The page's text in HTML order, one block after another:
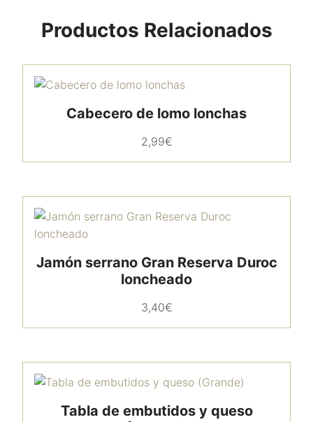
Productos Relacionados
Cabecero de lomo lonchas
2,99€
Jamón serrano Gran Reserva Duroc
loncheado
3,40€
Tabla de embutidos y queso